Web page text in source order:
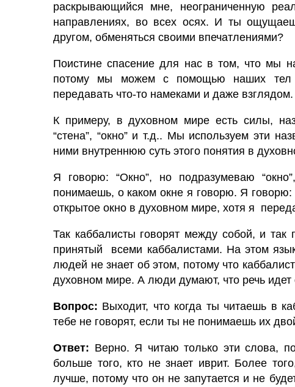
раскрывающийся мне, неограниченную
направлениях, во всех осях. И ты
другом, обменяться своими впечатлениями?
Поистине спасение для нас в том, что мы
потому мы можем с помощью наших тел
передавать что-то намеками и даже
К примеру, в духовном мире есть силы,
“стена”, “окно” и т.д.. Мы используем эти
ними внутреннюю суть этого понятия в
Я говорю: “Окно”, но подразумеваю
понимаешь, о каком окне я говорю. Я говорю:
открытое окно в духовном мире, хотя я
Так каббалисты говорят между собой, и так
принятый всеми каббалистами. На этом
людей не знает об этом, потому что
духовном мире. А люди думают, что речь
Вопрос: Выходит, что когда ты читаешь в
тебе не говорят, если ты не понимаешь их
Ответ: Верно. Я читаю только эти слова,
больше того, кто не знает иврит. Более
лучше, потому что он не запутается и не